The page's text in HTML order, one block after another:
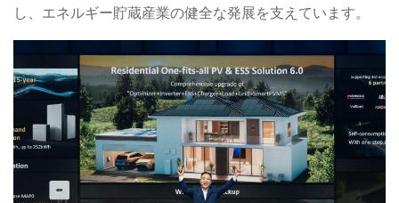
し、エネルギー貯蔵産業の健全な発展を支えています。